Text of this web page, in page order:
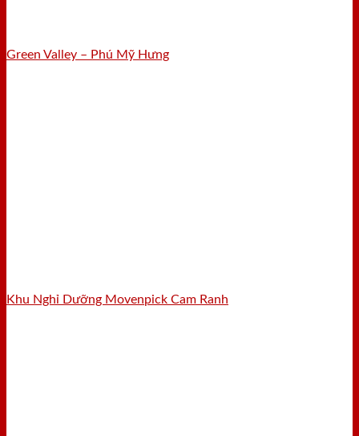
Green Valley – Phú Mỹ Hưng
Khu Nghỉ Dưỡng Movenpick Cam Ranh